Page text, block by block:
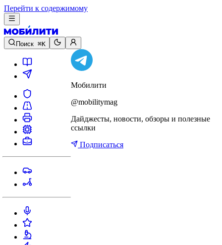
Перейти к содержимому
Поиск ⌘K
Мобилити
@mobilitymag
Дайджесты, новости, обзоры и полезные
ссылки
Подписаться